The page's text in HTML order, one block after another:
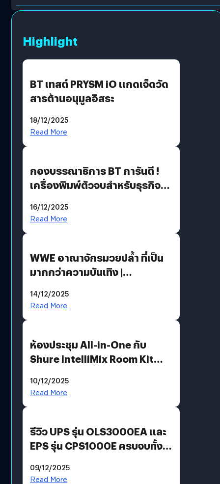
Highlight
BT เทสต์ PRYSM iO แกดเจ็ดวัด
สารต้านอนุมูลอิสระ
18/12/2025
Read More
กองบรรณาธิการ BT การันตี !
เครื่องพิมพ์ตัวจบสำหรับธุรกิจ
16/12/2025
Read More
WWE อาณาจักรมวยปล้ำ ที่เป็น
มากกว่าความบันเทิง |
14/12/2025
Read More
ห้องประชุม All-in-One กับ
Shure IntelliMix Room Kit
10/12/2025
Read More
รีวิว UPS รุ่น OLS3000EA และ
EPS รุ่น CPS1000E ครบจบทั้ง
09/12/2025
Read More